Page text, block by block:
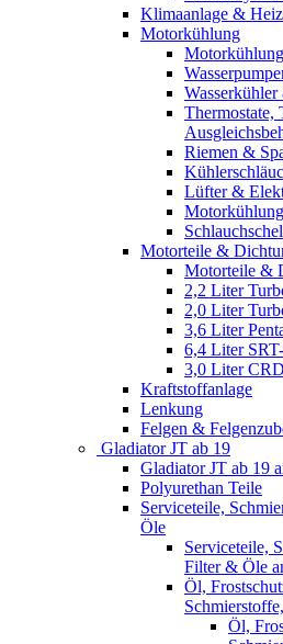
Klimaanlage &
Motorkühlung
Thermostate,
Riemen &
Lüfter &
Motorteile &
Motorteile &
2,2 Liter
2,0 Liter
3,6 Liter
6,4 Liter
3,0 Liter
Kraftstoffanlage
Lenkung
Felgen &
Gladiator JT ab 19
Gladiator JT ab 19
Polyurethan Teile
Serviceteile,
Öle
Serviceteile,
Filter & Öle
Öl,
Öl,